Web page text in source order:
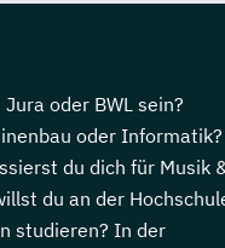
Jura oder BWL sein?
oder Informatik?
du dich für Musik
du an der
studieren? In der